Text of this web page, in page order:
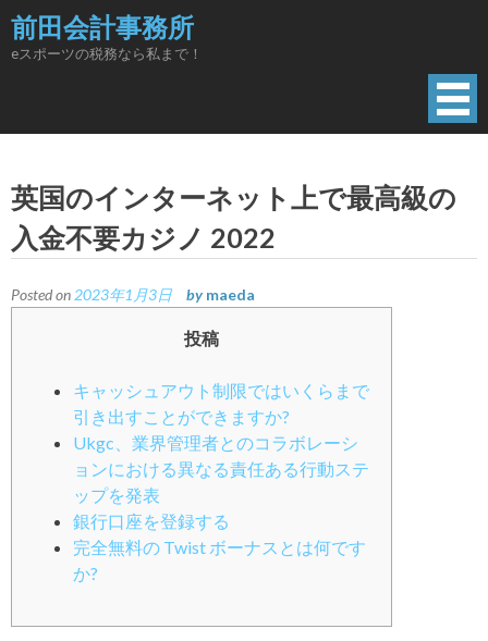
Skip
to
content
前田会計事務所
eスポーツの税務なら私まで！
英国のインターネット上で最高級の
入金不要カジノ 2022
Posted on 2023年1月3日 by maeda
投稿
キャッシュアウト制限ではいくらまで
引き出すことができますか?
Ukgc、業界管理者とのコラボレーシ
ョンにおける異なる責任ある行動ステ
ップを発表
銀行口座を登録する
完全無料の Twist ボーナスとは何です
か?